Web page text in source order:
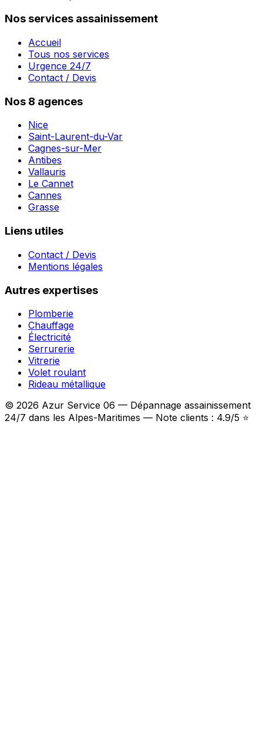
Nos services assainissement
Accueil
Tous nos services
Urgence 24/7
Contact / Devis
Nos 8 agences
Nice
Saint-Laurent-du-Var
Cagnes-sur-Mer
Antibes
Vallauris
Le Cannet
Cannes
Grasse
Liens utiles
Contact / Devis
Mentions légales
Autres expertises
Plomberie
Chauffage
Électricité
Serrurerie
Vitrerie
Volet roulant
Rideau métallique
© 2026 Azur Service 06 — Dépannage assainissement
24/7 dans les Alpes-Maritimes — Note clients : 4.9/5 ⭐